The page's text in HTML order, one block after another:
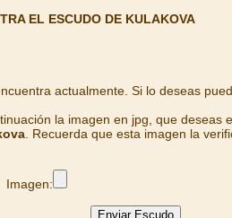
EL ESCUDO DE KULAKOVA
actualmente. Si lo deseas
la imagen en jpg, que deseas
. Recuerda que esta imagen la
Imagen: